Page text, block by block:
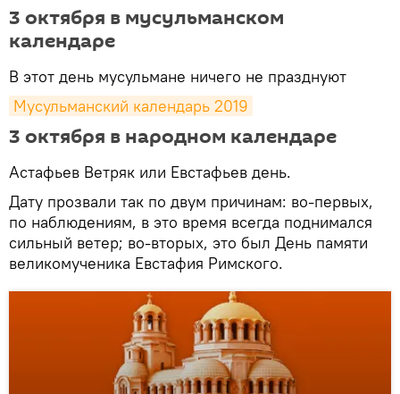
3 октября в мусульманском
календаре
В этот день мусульмане ничего не празднуют
Мусульманский календарь 2019
3 октября в народном календаре
Астафьев Ветряк или Евстафьев день.
Дату прозвали так по двум причинам: во-первых,
по наблюдениям, в это время всегда поднимался
сильный ветер; во-вторых, это был День памяти
великомученика Евстафия Римского.